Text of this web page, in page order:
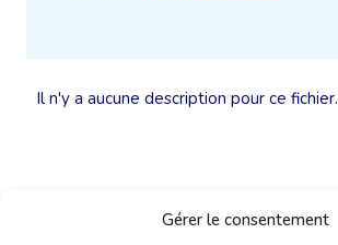
Gérer le consentement
Il n'y a aucune description pour ce fichier.